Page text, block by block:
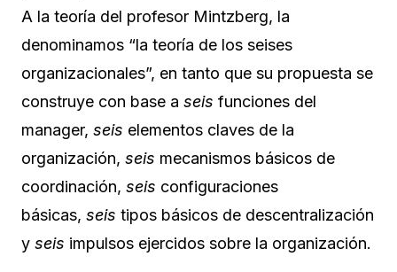
A la teoría del profesor Mintzberg, la
denominamos “la teoría de los seises
organizacionales”, en tanto que su propuesta se
construye con base a seis funciones del
manager, seis elementos claves de la
organización, seis mecanismos básicos de
coordinación, seis configuraciones
básicas, seis tipos básicos de descentralización
y seis impulsos ejercidos sobre la organización.